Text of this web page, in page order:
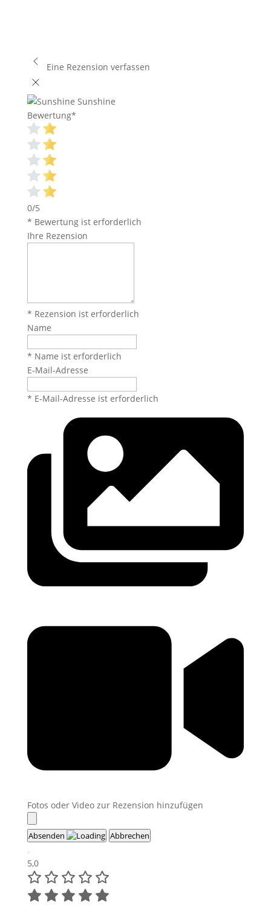
Eine Rezension verfassen
Sunshine
Bewertung*
0/5
* Bewertung ist erforderlich
Ihre Rezension
* Rezension ist erforderlich
Name
* Name ist erforderlich
E-Mail-Adresse
* E-Mail-Adresse ist erforderlich
Fotos oder Video zur Rezension hinzufügen
Absenden Abbrechen
5,0